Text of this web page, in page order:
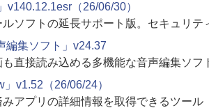
v140.12.1esr（26/06/30）
ソフトの延長サポート版。セキュリテ
編集ソフト」v24.37
直接読み込める多機能な音声編集ソフ
」v1.52（26/06/24）
アプリの詳細情報を取得できるツール